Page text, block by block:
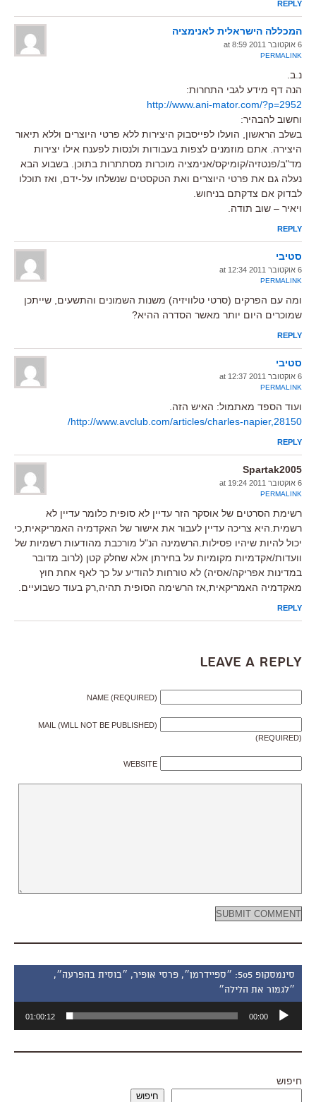
REPLY
המכללה הישראלית לאנימציה
6 אוקטובר 2011 at 8:59
PERMALINK
נ.ב.
הנה דף מידע לגבי התחרות:
http://www.ani-mator.com/?p=2952
וחשוב להבהיר:
בשלב הראשון, הועלו לפייסבוק היצירות ללא פרטי היוצרים וללא תיאור
היצירה. אתם מוזמנים לצפות בעבודות ולנסות לפענח אילו יצירות
מד"ב/פנטזיה/קומיקס/אנימציה מוכרות מסתתרות בתוכן. בשבוע הבא
נעלה גם את פרטי היוצרים ואת הטקסטים שנשלחו על-ידם, ואז תוכלו
לבדוק אם צדקתם בניחוש.
ויאיר – שוב תודה.
REPLY
סטיבי
6 אוקטובר 2011 at 12:34
PERMALINK
ומה עם הפרקים (סרטי טלוויזיה) משנות השמונים והתשעים, שייתכן
שמוכרים היום יותר מאשר הסדרה ההיא?
REPLY
סטיבי
6 אוקטובר 2011 at 12:37
PERMALINK
ועוד הספד מאתמול: האיש הזה.
http://www.avclub.com/articles/charles-napier,28150/
REPLY
Spartak2005
6 אוקטובר 2011 at 19:24
PERMALINK
רשימת הסרטים של אוסקר הזר עדיין לא סופית כלומר עדיין לא
רשמית.היא צריכה עדיין לעבור את אישור של האקדמיה האמריקאית,כי
יכול להיות שיהיו פסילות.הרשמינה הנ"ל מורכבת מהודעות רשמיות של
וועדות/אקדמיות מקומיות על בחירתן אלא שחלק קטן (לרוב מדובר
במדינות אפריקה/אסיה) לא טורחות להודיע על כך לאף אחת חוץ
מאקדמיה האמריקאית,אז הרשימה הסופית תהיה,רק בעוד כשבועיים.
REPLY
Leave a Reply
NAME (REQUIRED)
MAIL (WILL NOT BE PUBLISHED)
(REQUIRED)
WEBSITE
סינמסקופ 505: ״ספיידרמן״, פרסי אופיר, ״בוסית בהפרעה״,
״לגמור את הלילה״
אודיו
00:00
01:00:12
חיפוש
חיפוש